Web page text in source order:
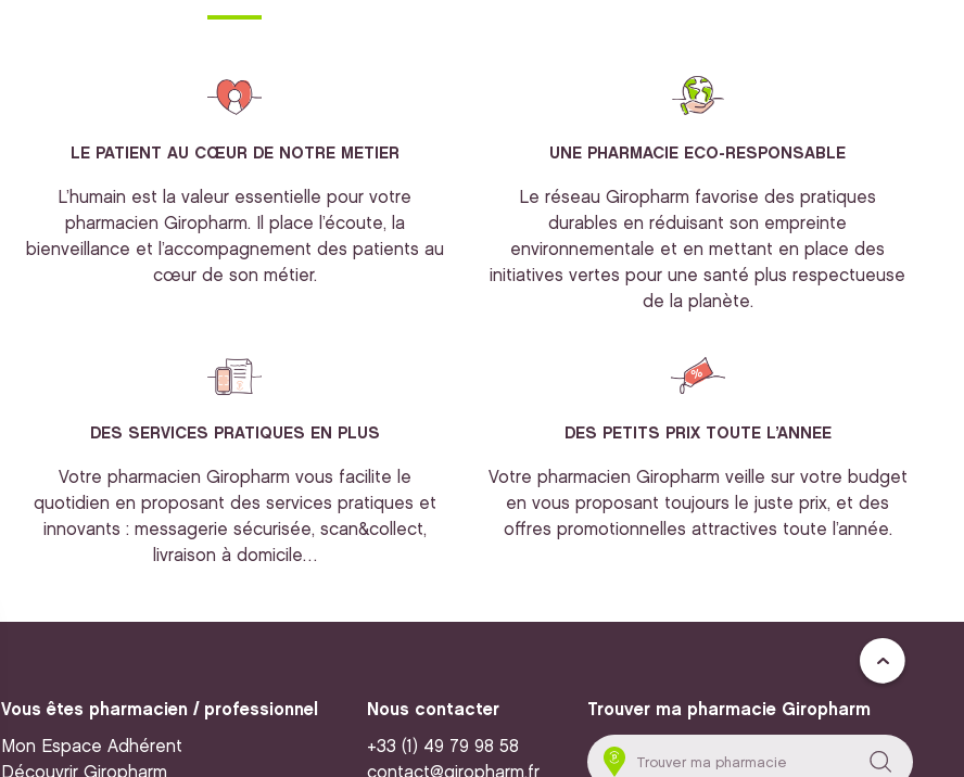
LE PATIENT AU CŒUR DE NOTRE METIER
L’humain est la valeur essentielle pour votre
pharmacien Giropharm. Il place l’écoute, la
bienveillance et l’accompagnement des patients au
cœur de son métier.
UNE PHARMACIE ECO-RESPONSABLE
Le réseau Giropharm favorise des pratiques
durables en réduisant son empreinte
environnementale et en mettant en place des
initiatives vertes pour une santé plus respectueuse
de la planète.
DES SERVICES PRATIQUES EN PLUS
Votre pharmacien Giropharm vous facilite le
quotidien en proposant des services pratiques et
innovants : messagerie sécurisée, scan&collect,
livraison à domicile…
DES PETITS PRIX TOUTE L’ANNEE
Votre pharmacien Giropharm veille sur votre budget
en vous proposant toujours le juste prix, et des
offres promotionnelles attractives toute l’année.
Vous êtes pharmacien / professionnel
Mon Espace Adhérent
Découvrir Giropharm
Nous contacter
+33 (1) 49 79 98 58
contact@giropharm.fr
Trouver ma pharmacie Giropharm